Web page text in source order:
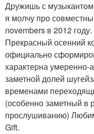
Дружишь с
я молчу про
novembers в 2012 году.
Прекрасный осенний
официально
характерна умеренно-
заметной долей
временами
(особенно заметный в
прослушиванию)
Gift.